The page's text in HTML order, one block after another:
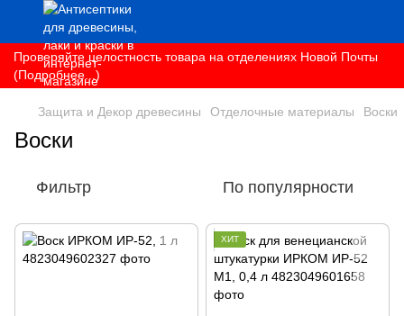
Проверяйте целостность товара на отделениях Новой Почты
(Подробнее...)
Защита и Декор древесины Отделочные материалы Воски
Воски
Фильтр По популярности
ХИТ